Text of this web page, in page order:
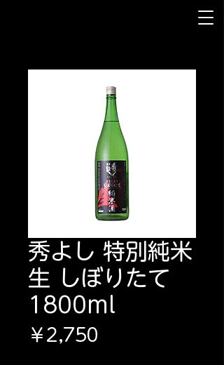
秀よし 特別純米
生 しぼりたて
1800ml
￥2,750